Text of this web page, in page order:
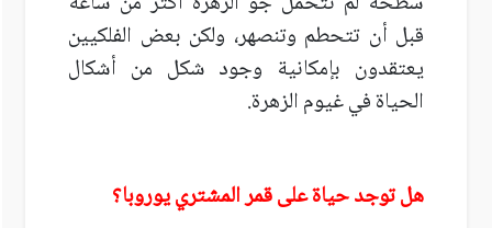
قبل أن تتحطم وتنصهر، ولكن بعض الفلكيين
يعتقدون بإمكانية وجود شكل من أشكال
الحياة في غيوم الزهرة.
هل توجد حياة على قمر المشتري يوروبا؟